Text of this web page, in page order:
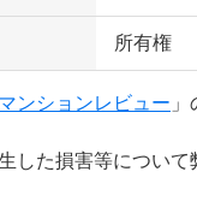
所有権
マンションレビュー
した損害等につい